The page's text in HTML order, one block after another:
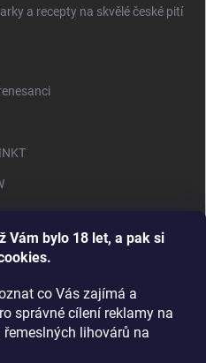
Vám bylo 18 let, a pak si
co Vás zajímá a
správné cílení reklamy na
lihovárů na
a recepty na skvělé české pití
DRINKING-CAT